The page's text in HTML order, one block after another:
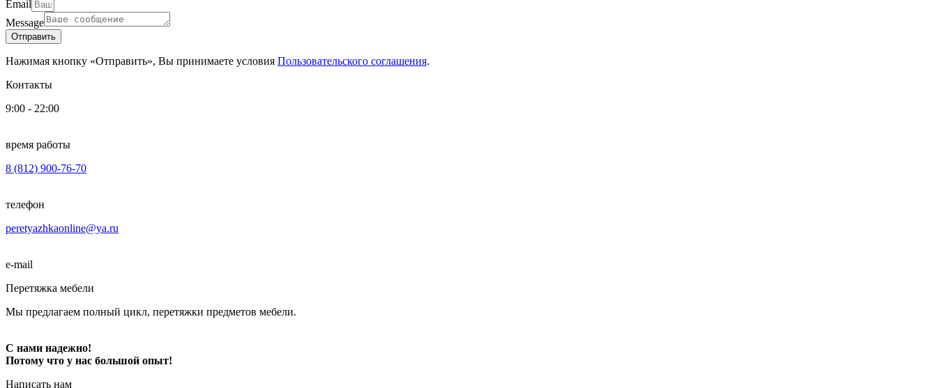
Email
Message
Отправить
Нажимая кнопку «Отправить», Вы принимаете условия Пользовательского соглашения.
Контакты
9:00 - 22:00
время работы
8 (812) 900-76-70
телефон
peretyazhkaonline@ya.ru
e-mail
Перетяжка мебели
Мы предлагаем полный цикл, перетяжки предметов мебели.
С нами надежно!
Потому что у нас большой опыт!
Написать нам